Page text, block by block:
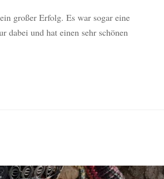
großer Erfolg. Es war sogar eine
dabei und hat einen sehr schönen